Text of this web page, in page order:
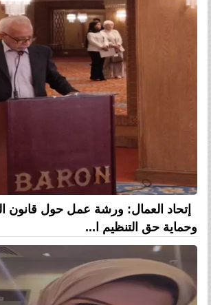
إتحاد العمال: ورشة عمل حول قانون
وحماية حق التنظيم ا...